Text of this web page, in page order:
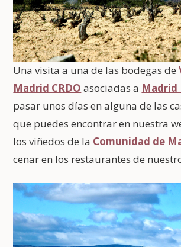
Una visita a una de las bodegas de
Madrid CRDO asociadas a Madrid
pasar unos días en alguna de las
que puedes encontrar en nuestra
los viñedos de la Comunidad de
cenar en los restaurantes de